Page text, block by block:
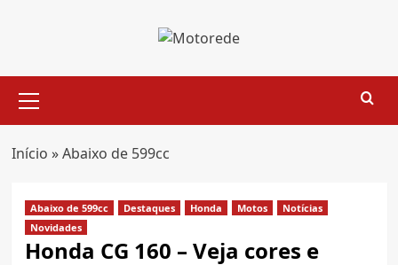
Menu
Início »Abaixo de 599cc
Abaixo de 599cc Destaques Honda Motos
Notícias
Novidades
Honda CG 160 – Veja cores e